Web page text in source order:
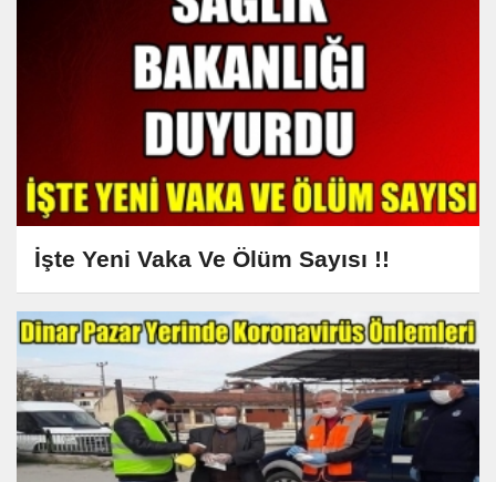
İşte Yeni Vaka Ve Ölüm Sayısı !!